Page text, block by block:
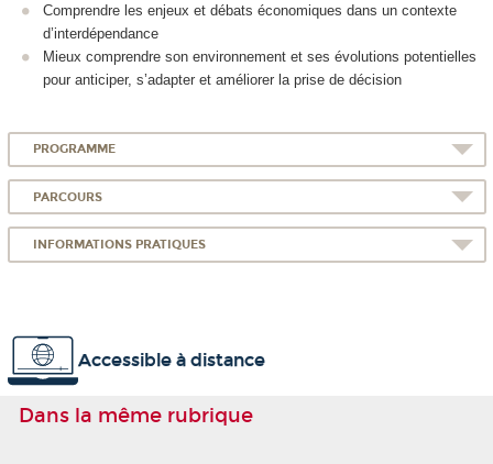
Comprendre les enjeux et débats économiques dans un contexte
d’interdépendance
Mieux comprendre son environnement et ses évolutions potentielles
pour anticiper, s’adapter et améliorer la prise de décision
PROGRAMME
PARCOURS
INFORMATIONS PRATIQUES
Accessible à distance
Dans la même rubrique